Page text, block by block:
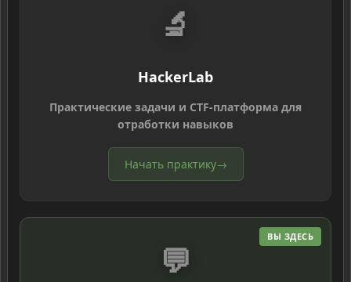
🔬
HackerLab
Практические задачи и CTF-платформа для
отработки навыков
Начать практику→
ВЫ ЗДЕСЬ
💬